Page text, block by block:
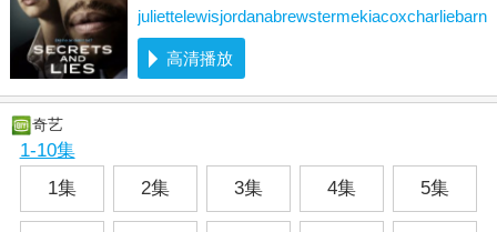
高清播放
奇艺
1-10集
1集
2集 3集 4集 5集